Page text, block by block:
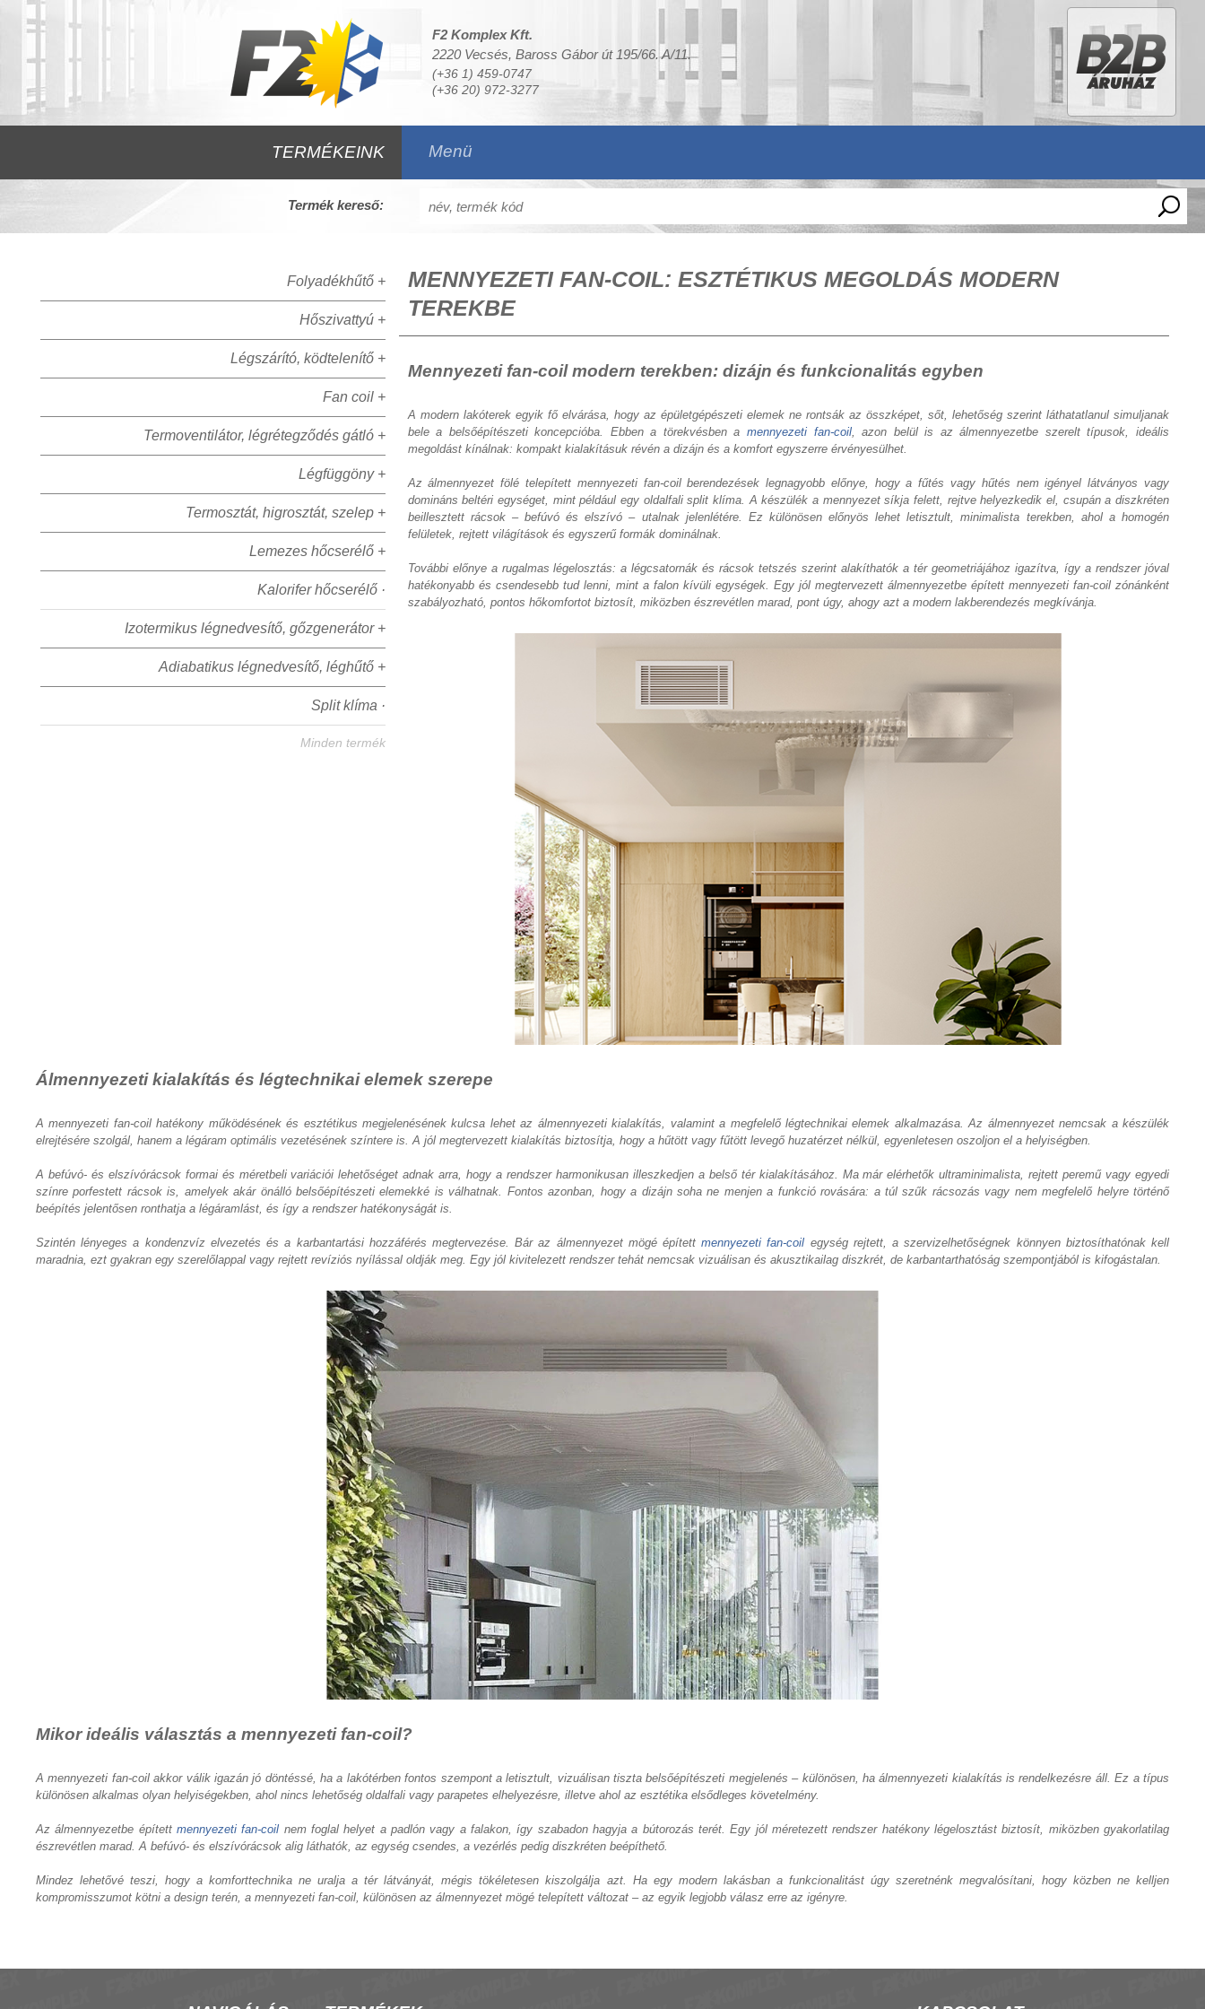
F2 Komplex Kft.
2220 Vecsés, Baross Gábor út 195/66. A/11.
(+36 1) 459-0747
(+36 20) 972-3277
TERMÉKEINK Menü
Termék kereső:
Folyadékhűtő +
Hőszivattyú +
Légszárító, ködtelenítő +
Fan coil +
Termoventilátor, légrétegződés gátló +
Légfüggöny +
Termosztát, higrosztát, szelep +
Lemezes hőcserélő +
Kalorifer hőcserélő ·
Izotermikus légnedvesítő, gőzgenerátor +
Adiabatikus légnedvesítő, léghűtő +
Split klíma ·
Minden termék
MENNYEZETI FAN-COIL: ESZTÉTIKUS MEGOLDÁS MODERN
TEREKBE
Mennyezeti fan-coil modern terekben: dizájn és funkcionalitás egyben
A modern lakóterek egyik fő elvárása, hogy az épületgépészeti elemek ne rontsák az összképet, sőt, lehetőség szerint láthatatlanul simuljanak
bele a belsőépítészeti koncepcióba. Ebben a törekvésben amennyezeti fan-coil, azon belül is az álmennyezetbe szerelt típusok, ideális
megoldást kínálnak: kompakt kialakításuk révén a dizájn és a komfort egyszerre érvényesülhet.
Az álmennyezet fölé telepített mennyezeti fan-coil berendezések legnagyobb előnye, hogy a fűtés vagy hűtés nem igényel látványos vagy
domináns beltéri egységet, mint például egy oldalfali split klíma. A készülék a mennyezet síkja felett, rejtve helyezkedik el, csupán a diszkréten
beillesztett rácsok – befúvó és elszívó – utalnak jelenlétére. Ez különösen előnyös lehet letisztult, minimalista terekben, ahol a homogén
felületek, rejtett világítások és egyszerű formák dominálnak.
További előnye a rugalmas légelosztás: a légcsatornák és rácsok tetszés szerint alakíthatók a tér geometriájához igazítva, így a rendszer jóval
hatékonyabb és csendesebb tud lenni, mint a falon kívüli egységek. Egy jól megtervezett álmennyezetbe épített mennyezeti fan-coil zónánként
szabályozható, pontos hőkomfortot biztosít, miközben észrevétlen marad, pont úgy, ahogy azt a modern lakberendezés megkívánja.
Álmennyezeti kialakítás és légtechnikai elemek szerepe
A mennyezeti fan-coil hatékony működésének és esztétikus megjelenésének kulcsa lehet az álmennyezeti kialakítás, valamint a megfelelő légtechnikai elemek alkalmazása. Az álmennyezet nemcsak a készülék
elrejtésére szolgál, hanem a légáram optimális vezetésének színtere is. A jól megtervezett kialakítás biztosítja, hogy a hűtött vagy fűtött levegő huzatérzet nélkül, egyenletesen oszoljon el a helyiségben.
A befúvó- és elszívórácsok formai és méretbeli variációi lehetőséget adnak arra, hogy a rendszer harmonikusan illeszkedjen a belső tér kialakításához. Ma már elérhetők ultraminimalista, rejtett peremű vagy egyedi
színre porfestett rácsok is, amelyek akár önálló belsőépítészeti elemekké is válhatnak. Fontos azonban, hogy a dizájn soha ne menjen a funkció rovására: a túl szűk rácsozás vagy nem megfelelő helyre történő
beépítés jelentősen ronthatja a légáramlást, és így a rendszer hatékonyságát is.
Szintén lényeges a kondenzvíz elvezetés és a karbantartási hozzáférés megtervezése. Bár az álmennyezet mögé építettmennyezeti fan-coil egység rejtett, a szervizelhetőségnek könnyen biztosíthatónak kell
maradnia, ezt gyakran egy szerelőlappal vagy rejtett revíziós nyílással oldják meg. Egy jól kivitelezett rendszer tehát nemcsak vizuálisan és akusztikailag diszkrét, de karbantarthatóság szempontjából is kifogástalan.
Mikor ideális választás a mennyezeti fan-coil?
A mennyezeti fan-coil akkor válik igazán jó döntéssé, ha a lakótérben fontos szempont a letisztult, vizuálisan tiszta belsőépítészeti megjelenés – különösen, ha álmennyezeti kialakítás is rendelkezésre áll. Ez a típus
különösen alkalmas olyan helyiségekben, ahol nincs lehetőség oldalfali vagy parapetes elhelyezésre, illetve ahol az esztétika elsődleges követelmény.
Az álmennyezetbe épített mennyezeti fan-coil nem foglal helyet a padlón vagy a falakon, így szabadon hagyja a bútorozás terét. Egy jól méretezett rendszer hatékony légelosztást biztosít, miközben gyakorlatilag
észrevétlen marad. A befúvó- és elszívórácsok alig láthatók, az egység csendes, a vezérlés pedig diszkréten beépíthető.
Mindez lehetővé teszi, hogy a komforttechnika ne uralja a tér látványát, mégis tökéletesen kiszolgálja azt. Ha egy modern lakásban a funkcionalitást úgy szeretnénk megvalósítani, hogy közben ne kelljen
kompromisszumot kötni a design terén, a mennyezeti fan-coil, különösen az álmennyezet mögé telepített változat – az egyik legjobb válasz erre az igényre.